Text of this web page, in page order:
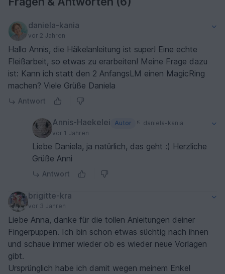
daniela-kania
vor 2 Jahren
Hallo Annis, die Häkelanleitung ist super! Eine echte
Fleißarbeit, so etwas zu erarbeiten! Meine Frage dazu
ist: Kann ich statt den 2 AnfangsLM einen MagicRing
machen? Viele Grüße Daniela
Antwort
Annis-Haekelei Autor
daniela-kania
vor 1 Jahren
Liebe Daniela, ja natürlich, das geht :) Herzliche
Grüße Anni
Antwort
brigitte-kra
vor 3 Jahren
Liebe Anna, danke für die tollen Anleitungen deiner
Fingerpuppen. Ich bin schon etwas süchtig nach ihnen
und schaue immer wieder ob es wieder neue Vorlagen
gibt.
Ursprünglich habe ich damit wegen meinem Enkel